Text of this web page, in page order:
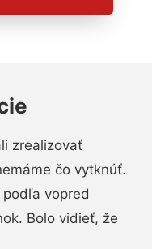
zrealizovať
čo vytknúť.
vopred
Bolo vidieť, že